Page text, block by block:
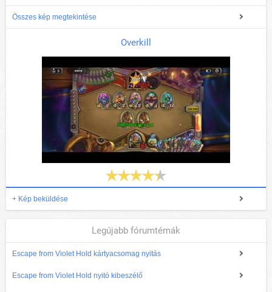
Összes kép megtekintése
Overkill
+ Kép beküldése
Legújabb fórumtémák
Escape from Violet Hold kártyacsomag nyitás
Escape from Violet Hold nyitó kibeszélő